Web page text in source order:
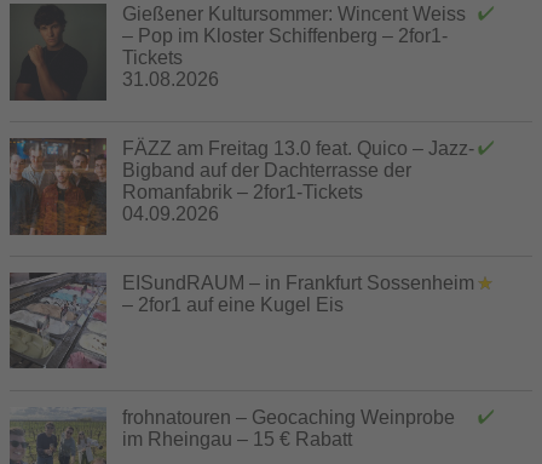
Gießener Kultursommer: Wincent Weiss
– Pop im Kloster Schiffenberg – 2for1-
Tickets
31.08.2026
FÄZZ am Freitag 13.0 feat. Quico – Jazz-
Bigband auf der Dachterrasse der
Romanfabrik – 2for1-Tickets
04.09.2026
EISundRAUM – in Frankfurt Sossenheim
– 2for1 auf eine Kugel Eis
frohnatouren – Geocaching Weinprobe
im Rheingau – 15 € Rabatt